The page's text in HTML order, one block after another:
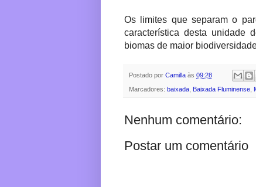
Os limites que separam o
característica desta unidade
biomas de maior
Postado por Camilla às 09:28
Marcadores: baixada, Baixada Fluminense,
Nenhum comentário:
Postar um comentário